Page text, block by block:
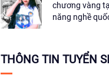
chương vàng
năng nghề
THÔNG TIN TUYỂN